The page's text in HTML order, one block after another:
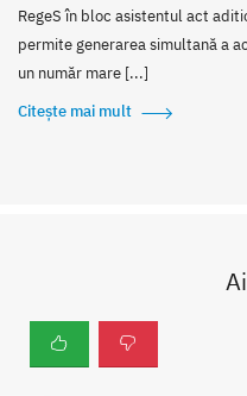
RegeS în bloc asistentul act
permite generarea simultană a
un număr mare [...]
Citește mai mult